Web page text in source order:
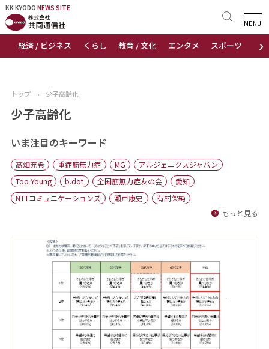
KK KYODO NEWS SITE
›
経済 / ビジネス くらし 教育 / 文化 エンタメ スポーツ 地域
MENU
KK KYODONEWS SITE
トップページ
ニュース
おすすめコンテンツ
出版物
会社概要
トップ › 少子高齢化
少子高齢化
いま注目のキーワード
高畑充希 重症筋無力症 MG
アルジェニクスジャパン
Too Young
b.dot 全国筋無力症友の会
愛知
NTTコミュニケーションズ
瀬戸康史
有村架純
もっと見る